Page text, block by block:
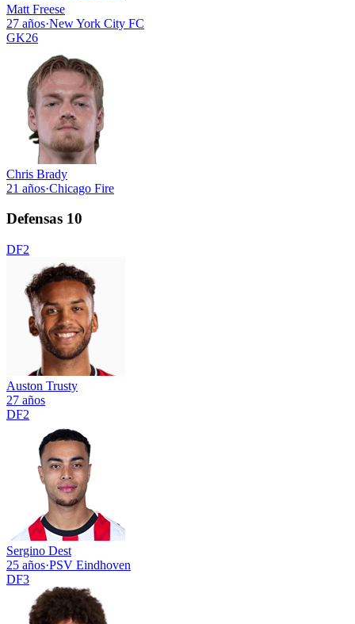
Matt Freese
27 años·New York City FC
GK26
Chris Brady
21 años·Chicago Fire
Defensas 10
DF2
Auston Trusty
27 años
DF2
Sergino Dest
25 años·PSV Eindhoven
DF3